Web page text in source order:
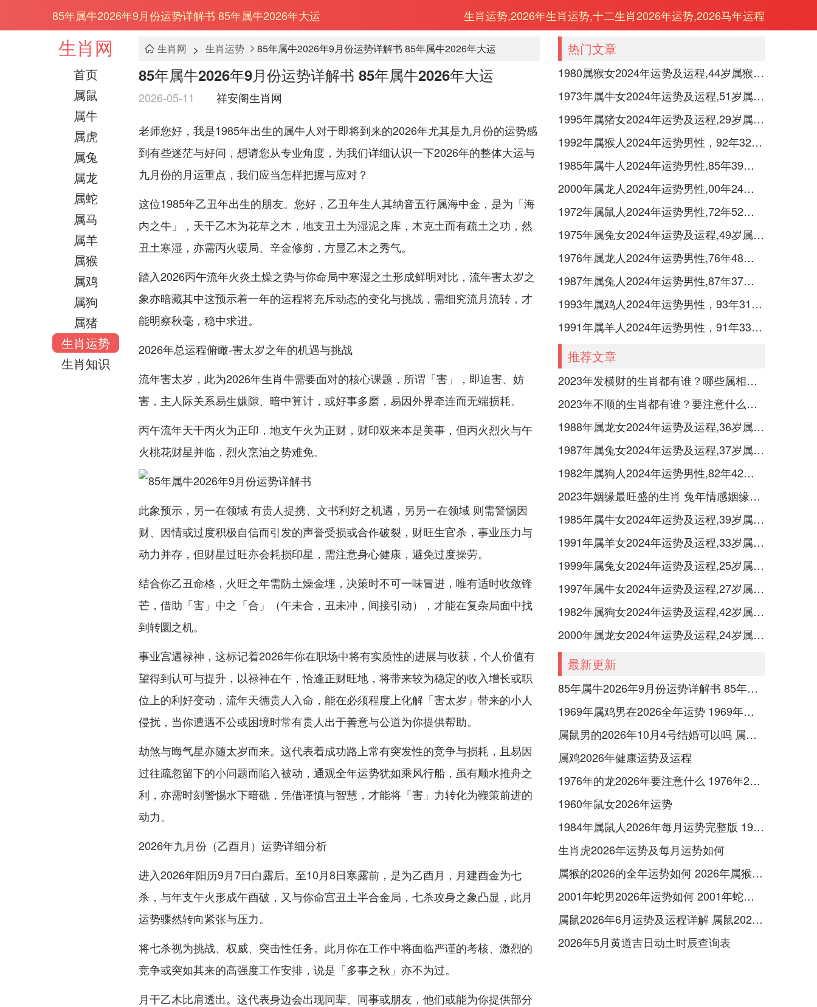
85年属牛2026年9月份运势详解书 85年属牛2026年大运 生肖运势,2026年生肖运势,十二生肖2026年运势,2026马年运程
生肖网
首页
属鼠
属牛
属虎
属兔
属龙
属蛇
属马
属羊
属猴
属鸡
属狗
属猪
生肖运势
生肖知识
生肖网 > 生肖运势 85年属牛2026年9月份运势详解书 85年属牛2026年大运
85年属牛2026年9月份运势详解书 85年属牛2026年大运
2026-05-11 祥安阁生肖网
老师您好，我是1985年出生的属牛人对于即将到来的2026年尤其是九月份的运势感
到有些迷茫与好问，想请您从专业角度，为我们详细认识一下2026年的整体大运与
九月份的月运重点，我们应当怎样把握与应对？
这位1985年乙丑年出生的朋友。您好，乙丑年生人其纳音五行属海中金，是为「海
内之牛」，天干乙木为花草之木，地支丑土为湿泥之库，木克土而有疏土之功，然
丑土寒湿，亦需丙火暖局、辛金修剪，方显乙木之秀气。
踏入2026丙午流年火炎土燥之势与你命局中寒湿之土形成鲜明对比，流年害太岁之
象亦暗藏其中这预示着一年的运程将充斥动态的变化与挑战，需细究流月流转，才
能明察秋毫，稳中求进。
2026年总运程俯瞰-害太岁之年的机遇与挑战
流年害太岁，此为2026年生肖牛需要面对的核心课题，所谓「害」，即迫害、妨
害，主人际关系易生嫌隙、暗中算计，或好事多磨，易因外界牵连而无端损耗。
丙午流年天干丙火为正印，地支午火为正财，财印双来本是美事，但丙火烈火与午
火桃花财星并临，烈火烹油之势难免。
此象预示，另一在领域 有贵人提携、文书利好之机遇，另另一在领域 则需警惕因
财、因情或过度积极自信而引发的声誉受损或合作破裂，财旺生官杀，事业压力与
动力并存，但财星过旺亦会耗损印星，需注意身心健康，避免过度操劳。
结合你乙丑命格，火旺之年需防土燥金埋，决策时不可一味冒进，唯有适时收敛锋
芒，借助「害」中之「合」（午未合，丑未冲，间接引动），才能在复杂局面中找
到转圜之机。
事业宫遇禄神，这标记着2026年你在职场中将有实质性的进展与收获，个人价值有
望得到认可与提升，以禄神在午，恰逢正财旺地，将带来较为稳定的收入增长或职
位上的利好变动，流年天德贵人入命，能在必须程度上化解「害太岁」带来的小人
侵扰，当你遭遇不公或困境时常有贵人出于善意与公道为你提供帮助。
劫煞与晦气星亦随太岁而来。这代表着成功路上常有突发性的竞争与损耗，且易因
过往疏忽留下的小问题而陷入被动，通观全年运势犹如乘风行船，虽有顺水推舟之
利，亦需时刻警惕水下暗礁，凭借谨慎与智慧，才能将「害」力转化为鞭策前进的
动力。
2026年九月份（乙酉月）运势详细分析
进入2026年阳历9月7日白露后。至10月8日寒露前，是为乙酉月，月建酉金为七
杀，与年支午火形成午酉破，又与你命宫丑土半合金局，七杀攻身之象凸显，此月
运势骤然转向紧张与压力。
将七杀视为挑战、权威、突击性任务。此月你在工作中将面临严谨的考核、激烈的
竞争或突如其来的高强度工作安排，说是「多事之秋」亦不为过。
月干乙木比肩透出。这代表身边会出现同辈、同事或朋友，他们或能为你提供部分
热门文章
1980属猴女2024年运势及运程,44岁属猴人2024全年每月运势女性如何
1973年属牛女2024年运势及运程,51岁属牛人2024全年每月运势女性如何
1995年属猪女2024年运势及运程,29岁属猪人2024全年每月运势女性如何
1992年属猴人2024年运势男性，92年32岁属猴男2024年每月运程怎么样
1985年属牛人2024年运势男性,85年39岁属牛男2024年每月运程怎么样
2000年属龙人2024年运势男性,00年24岁属龙男2024年每月运程怎么样
1972年属鼠人2024年运势男性,72年52岁属鼠男2024年每月运程怎么样
1975年属兔女2024年运势及运程,49岁属兔人2024全年每月运势女性如何
1976年属龙人2024年运势男性,76年48岁属龙男2024年每月运程怎么样
1987年属兔人2024年运势男性,87年37岁属兔男2024年每月运程怎么样
1993年属鸡人2024年运势男性，93年31岁属鸡男2024年每月运程怎么样
1991年属羊人2024年运势男性，91年33岁属羊男2024年每月运程怎么样
推荐文章
2023年发横财的生肖都有谁？哪些属相财运旺盛？
2023年不顺的生肖都有谁？要注意什么呢？
1988年属龙女2024年运势及运程,36岁属龙人2024全年每月运势女性如何
1987年属兔女2024年运势及运程,37岁属兔人2024全年每月运势女性如何
1982年属狗人2024年运势男性,82年42岁属狗男2024年每月运程怎么样
2023年姻缘最旺盛的生肖 兔年情感姻缘运比较旺的属相
1985年属牛女2024年运势及运程,39岁属牛人2024全年每月运势女性如何
1991年属羊女2024年运势及运程,33岁属羊人2024全年每月运势女性如何
1999年属兔女2024年运势及运程,25岁属兔人2024全年每月运势女性如何
1997年属牛女2024年运势及运程,27岁属牛人2024全年每月运势女性如何
1982年属狗女2024年运势及运程,42岁属狗人2024全年每月运势女性如何
2000年属龙女2024年运势及运程,24岁属龙人2024全年每月运势女性如何
最新更新
85年属牛2026年9月份运势详解书 85年属牛2026年大运
1969年属鸡男在2026全年运势 1969年属鸡男喜欢的女人
属鼠男的2026年10月4号结婚可以吗 属鼠男的2026会披麻戴孝吗
属鸡2026年健康运势及运程
1976年的龙2026年要注意什么 1976年2月的龙今年的运势
1960年鼠女2026年运势
1984年属鼠人2026年每月运势完整版 1984年属鼠人适合佩戴什么饰品
生肖虎2026年运势及每月运势如何
属猴的2026的全年运势如何 2026年属猴的全年运势如何
2001年蛇男2026年运势如何 2001年蛇男2026年运势完整版
属鼠2026年6月运势及运程详解 属鼠2026年运势及运程及每月运势
2026年5月黄道吉日动土时辰查询表